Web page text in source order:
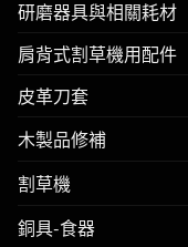
研磨器具與相關耗材
肩背式割草機用配件
皮革刀套
木製品修補
割草機
銅具-食器